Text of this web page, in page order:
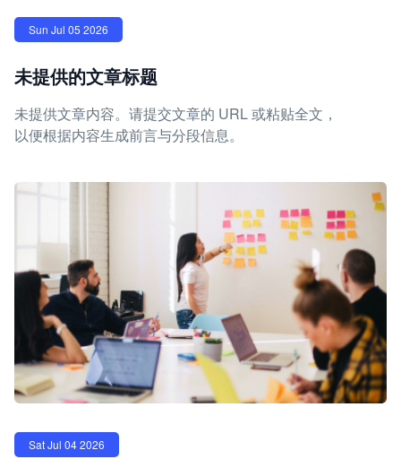
Sun Jul 05 2026
未提供的文章标题
未提供文章内容。请提交文章的 URL 或粘贴全文，
以便根据内容生成前言与分段信息。
Sat Jul 04 2026